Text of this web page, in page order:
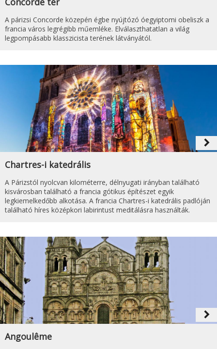
A párizsi Concorde közepén égbe nyújtózó óegyiptomi obeliszk a
francia város legrégibb műemléke. Elválaszthatatlan a világ
legpompásabb klasszicista terének látványától.
navigate_next
Chartres-i katedrális
A Párizstól nyolcvan kilométerre, délnyugati irányban található
kisvárosban található a francia gótikus építészet egyik
legkiemelkedőbb alkotása. A francia Chartres-i katedrális padlóján
található híres középkori labirintust meditálásra használták.
navigate_next
Angoulême